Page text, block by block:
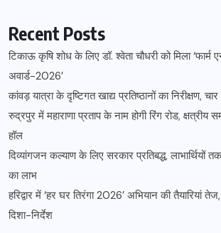
Recent Posts
टिकाऊ कृषि शोध के लिए डॉ. श्वेता चौधरी को मिला
अवार्ड-2026’
कांवड़ यात्रा के दृष्टिगत खाद्य प्रतिष्ठानों का निरीक्षण,
रुद्रपुर में महाराणा प्रताप के नाम होगी रिंग रोड, क्षत्रीय
हॉल
दिव्यांगजन कल्याण के लिए सरकार प्रतिबद्ध, लाभार्थियों
का लाभ
हरिद्वार में ‘हर घर तिरंगा 2026’ अभियान की तैयारियां
दिशा-निर्देश